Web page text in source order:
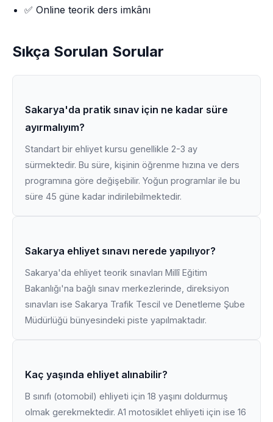
✅ Online teorik ders imkânı
Sıkça Sorulan Sorular
Sakarya'da pratik sınav için ne kadar süre
ayırmalıyım?
Standart bir ehliyet kursu genellikle 2-3 ay
sürmektedir. Bu süre, kişinin öğrenme hızına ve ders
programına göre değişebilir. Yoğun programlar ile bu
süre 45 güne kadar indirilebilmektedir.
Sakarya ehliyet sınavı nerede yapılıyor?
Sakarya'da ehliyet teorik sınavları Millî Eğitim
Bakanlığı'na bağlı sınav merkezlerinde, direksiyon
sınavları ise Sakarya Trafik Tescil ve Denetleme Şube
Müdürlüğü bünyesindeki piste yapılmaktadır.
Kaç yaşında ehliyet alınabilir?
B sınıfı (otomobil) ehliyeti için 18 yaşını doldurmuş
olmak gerekmektedir. A1 motosiklet ehliyeti için ise 16